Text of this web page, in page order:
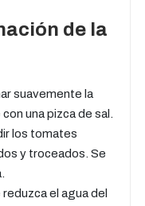
de la
suavemente la
una pizca de sal.
los tomates
y troceados. Se
el agua del